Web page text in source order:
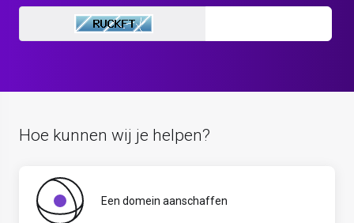
Hoe kunnen wij je helpen?
Een domein aanschaffen